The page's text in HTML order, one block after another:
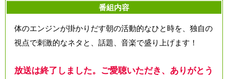
番組内容
体のエンジンが掛かりだす朝の活動的なひと時を、独自の
視点で刺激的なネタと、話題、音楽で盛り上げます！
放送は終了しました。ご愛聴いただき、ありがとう